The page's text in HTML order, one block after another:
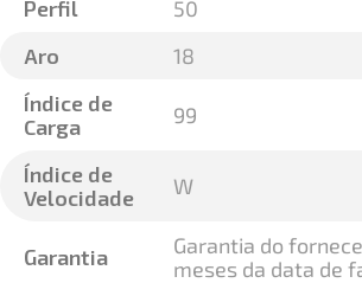
Perfil
50
Aro
18
Índice de
Carga
99
Índice de
Velocidade
W
Garantia
Garantia do
meses da data de